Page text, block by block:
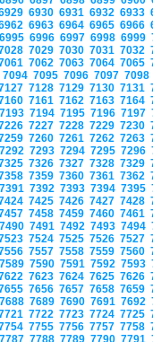
6930 6931 6932 6933
6963 6964 6965 6966
6995 6996 6997 6998 6999
7029 7030 7031 7032
7062 7063 7064 7065
7094 7095 7096 7097
7128 7129 7130 7131
7161 7162 7163 7164
7193 7194 7195 7196 7197
7227 7228 7229 7230
7260 7261 7262 7263
7292 7293 7294 7295 7296
7326 7327 7328 7329
7359 7360 7361 7362
7391 7392 7393 7394 7395
7425 7426 7427 7428
7458 7459 7460 7461
7490 7491 7492 7493 7494
7524 7525 7526 7527
7557 7558 7559 7560
7589 7590 7591 7592 7593
7623 7624 7625 7626
7656 7657 7658 7659
7688 7689 7690 7691 7692
7722 7723 7724 7725
7755 7756 7757 7758
7787 7788 7789 7790 7791